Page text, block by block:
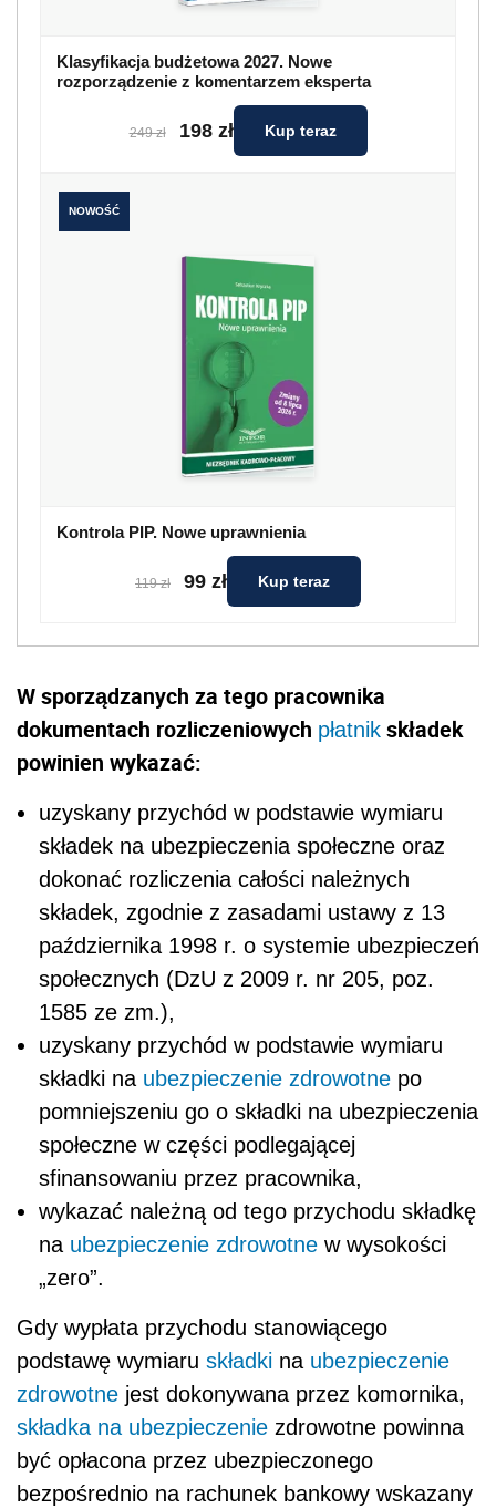
Klasyfikacja budżetowa 2027. Nowe
rozporządzenie z komentarzem eksperta
249 zł 198 zł Kup teraz
NOWOŚĆ
Kontrola PIP. Nowe uprawnienia
119 zł 99 zł Kup teraz
W sporządzanych za tego pracownika
dokumentach rozliczeniowych płatnik składek
powinien wykazać:
uzyskany przychód w podstawie wymiaru
składek na ubezpieczenia społeczne oraz
dokonać rozliczenia całości należnych
składek, zgodnie z zasadami ustawy z 13
października 1998 r. o systemie ubezpieczeń
społecznych (DzU z 2009 r. nr 205, poz.
1585 ze zm.),
uzyskany przychód w podstawie wymiaru
składki na ubezpieczenie zdrowotne po
pomniejszeniu go o składki na ubezpieczenia
społeczne w części podlegającej
sfinansowaniu przez pracownika,
wykazać należną od tego przychodu składkę
na ubezpieczenie zdrowotne w wysokości
„zero”.
Gdy wypłata przychodu stanowiącego
podstawę wymiaru składki na ubezpieczenie
zdrowotne jest dokonywana przez komornika,
składka na ubezpieczenie zdrowotne powinna
być opłacona przez ubezpieczonego
bezpośrednio na rachunek bankowy wskazany